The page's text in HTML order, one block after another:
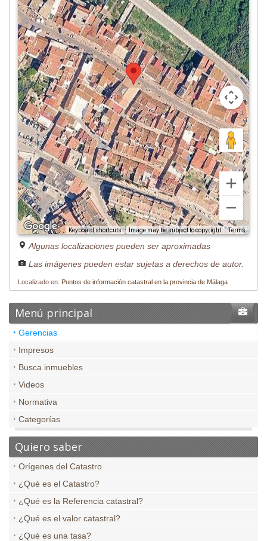
Keyboard shortcuts Image may be subject to copyright Terms
Algunas localizaciones pueden ser aproximadas
Las imágenes pueden estar sujetas a derechos de autor.
Localizado en: Puntos de información catastral en la provincia de Málaga
Menú principal
Gerencias
Impresos
Busca inmuebles
Videos
Normativa
Categorías
Quiero saber
Orígenes del Catastro
¿Qué es el Catastro?
¿Qué es la Referencia catastral?
¿Qué es el valor catastral?
¿Qué es una tasa?